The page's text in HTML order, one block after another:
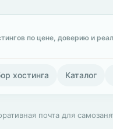
по цене, доверию и
хостинга Каталог
почта для